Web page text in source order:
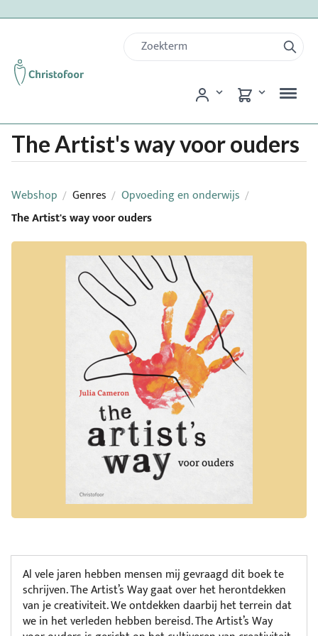
The Artist's way voor ouders
Webshop / Genres / Opvoeding en onderwijs /
The Artist's way voor ouders
Al vele jaren hebben mensen mij gevraagd dit boek te
schrijven. The Artist’s Way gaat over het herontdekken
van je creativiteit. We ontdekken daarbij het terrein dat
we in het verleden hebben bereisd. The Artist’s Way